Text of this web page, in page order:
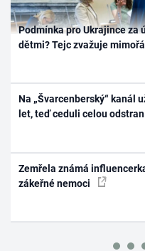
Podmínka pro Ukrajince za
dětmi? Tejc zvažuje
Na „Švarcenberský“ kanál
let, teď ceduli celou
Zemřela známá
zákeřné nemoci